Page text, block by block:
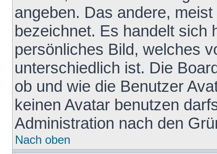
angeben. Das andere,
bezeichnet. Es handelt sich
persönliches Bild, welches
unterschiedlich ist. Die
ob und wie die Benutzer
keinen Avatar benutzen
Administration nach den
Nach oben